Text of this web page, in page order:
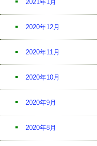
2021年1月
2020年12月
2020年11月
2020年10月
2020年9月
2020年8月